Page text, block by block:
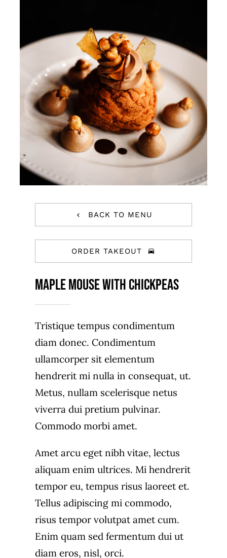
BACK TO MENU
ORDER TAKEOUT
Maple Mouse With Chickpeas
Tristique tempus condimentum
diam donec. Condimentum
ullamcorper sit elementum
hendrerit mi nulla in consequat, ut.
Metus, nullam scelerisque netus
viverra dui pretium pulvinar.
Commodo morbi amet.
Amet arcu eget nibh vitae, lectus
aliquam enim ultrices. Mi hendrerit
tempor eu, tempus risus laoreet et.
Tellus adipiscing mi commodo,
risus tempor volutpat amet cum.
Enim quam sed fermentum dui ut
diam eros, nisl, orci.